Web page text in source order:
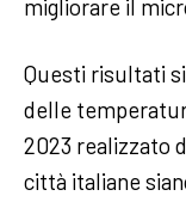
migliorare il
Questi risultati
delle
2023 realizzato
città italiane